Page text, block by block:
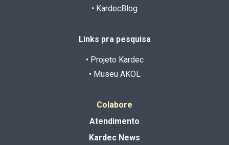
• KardecBlog
Links pra pesquisa
• Projeto Kardec
• Museu AKOL
Colabore
Atendimento
Kardec News